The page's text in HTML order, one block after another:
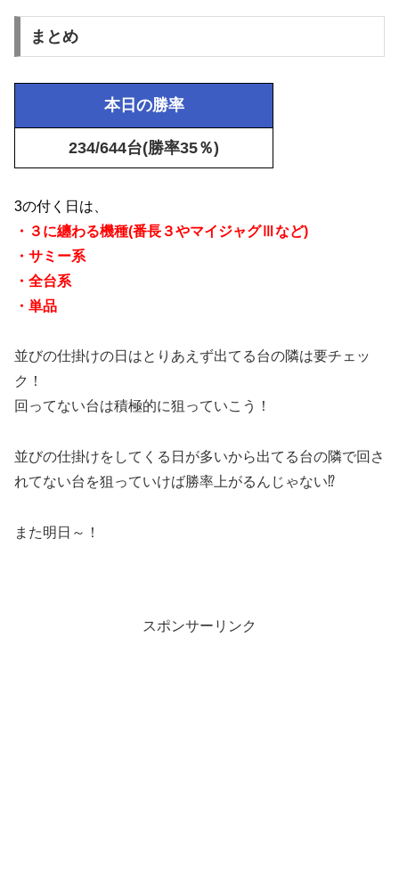
まとめ
本日の勝率
234/644台(勝率35％)
3の付く日は、
・３に纏わる機種(番長３やマイジャグⅢなど)
・サミー系
・全台系
・単品
並びの仕掛けの日はとりあえず出てる台の隣は要チェッ
ク！
回ってない台は積極的に狙っていこう！
並びの仕掛けをしてくる日が多いから出てる台の隣で回さ
れてない台を狙っていけば勝率上がるんじゃない⁉
また明日～！
スポンサーリンク